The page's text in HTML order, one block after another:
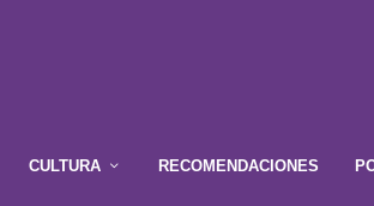
CULTURA RECOMENDACIONES